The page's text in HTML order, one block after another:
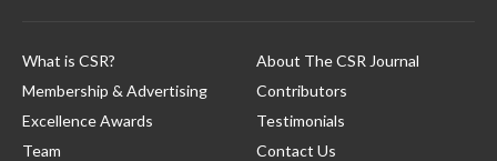
What is CSR?
Membership & Advertising
Excellence Awards
Team
About The CSR Journal
Contributors
Testimonials
Contact Us